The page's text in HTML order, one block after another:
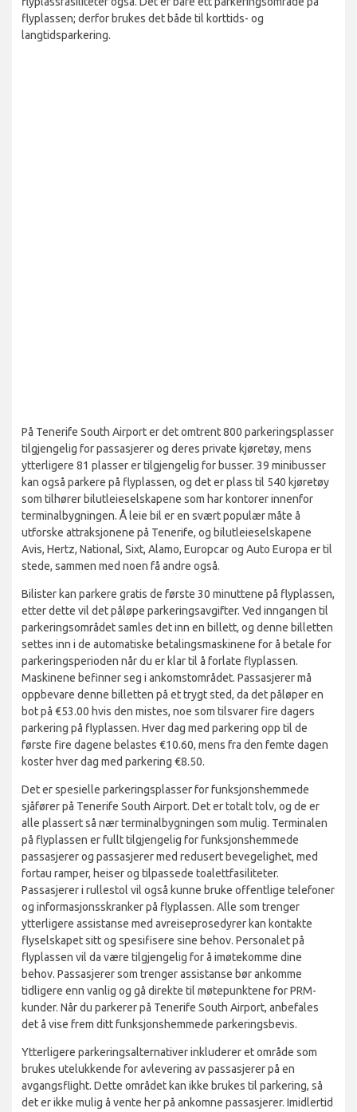
flyplassen; derfor brukes det både til korttids- og
langtidsparkering.
På Tenerife South Airport er det omtrent 800 parkeringsplasser
tilgjengelig for passasjerer og deres private kjøretøy, mens
ytterligere 81 plasser er tilgjengelig for busser. 39 minibusser
kan også parkere på flyplassen, og det er plass til 540 kjøretøy
som tilhører bilutleieselskapene som har kontorer innenfor
terminalbygningen. Å leie bil er en svært populær måte å
utforske attraksjonene på Tenerife, og bilutleieselskapene
Avis, Hertz, National, Sixt, Alamo, Europcar og Auto Europa er til
stede, sammen med noen få andre også.
Bilister kan parkere gratis de første 30 minuttene på flyplassen,
etter dette vil det påløpe parkeringsavgifter. Ved inngangen til
parkeringsområdet samles det inn en billett, og denne billetten
settes inn i de automatiske betalingsmaskinene for å betale for
parkeringsperioden når du er klar til å forlate flyplassen.
Maskinene befinner seg i ankomstområdet. Passasjerer må
oppbevare denne billetten på et trygt sted, da det påløper en
bot på €53.00 hvis den mistes, noe som tilsvarer fire dagers
parkering på flyplassen. Hver dag med parkering opp til de
første fire dagene belastes €10.60, mens fra den femte dagen
koster hver dag med parkering €8.50.
Det er spesielle parkeringsplasser for funksjonshemmede
sjåfører på Tenerife South Airport. Det er totalt tolv, og de er
alle plassert så nær terminalbygningen som mulig. Terminalen
på flyplassen er fullt tilgjengelig for funksjonshemmede
passasjerer og passasjerer med redusert bevegelighet, med
fortau ramper, heiser og tilpassede toalettfasiliteter.
Passasjerer i rullestol vil også kunne bruke offentlige telefoner
og informasjonsskranker på flyplassen. Alle som trenger
ytterligere assistanse med avreiseprosedyrer kan kontakte
flyselskapet sitt og spesifisere sine behov. Personalet på
flyplassen vil da være tilgjengelig for å imøtekomme dine
behov. Passasjerer som trenger assistanse bør ankomme
tidligere enn vanlig og gå direkte til møtepunktene for PRM-
kunder. Når du parkerer på Tenerife South Airport, anbefales
det å vise frem ditt funksjonshemmede parkeringsbevis.
Ytterligere parkeringsalternativer inkluderer et område som
brukes utelukkende for avlevering av passasjerer på en
avgangsflight. Dette området kan ikke brukes til parkering, så
det er ikke mulig å vente her på ankomne passasjerer. Imidlertid